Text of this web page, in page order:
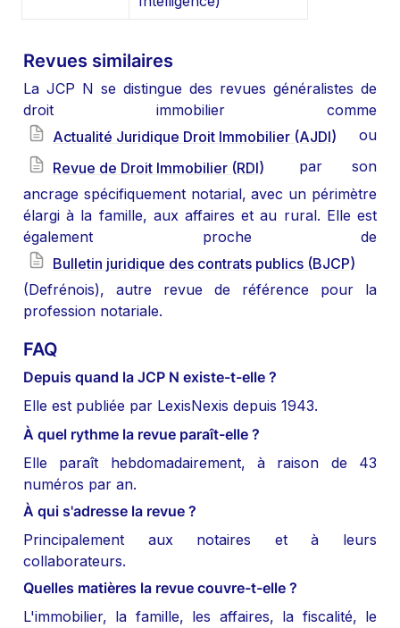
Revues similaires
La JCP N se distingue des revues généralistes de
droit immobilier comme
Actualité Juridique Droit Immobilier (AJDI)
ou
Revue de Droit Immobilier (RDI)
par son
ancrage spécifiquement notarial, avec un périmètre
élargi à la famille, aux affaires et au rural. Elle est
également proche de
Bulletin juridique des contrats publics (BJCP)
(Defrénois), autre revue de référence pour la
profession notariale.
FAQ
Depuis quand la JCP N existe-t-elle ?
Elle est publiée par LexisNexis depuis 1943.
À quel rythme la revue paraît-elle ?
Elle paraît hebdomadairement, à raison de 43
numéros par an.
À qui s'adresse la revue ?
Principalement aux notaires et à leurs
collaborateurs.
Quelles matières la revue couvre-t-elle ?
L'immobilier, la famille, les affaires, la fiscalité, le